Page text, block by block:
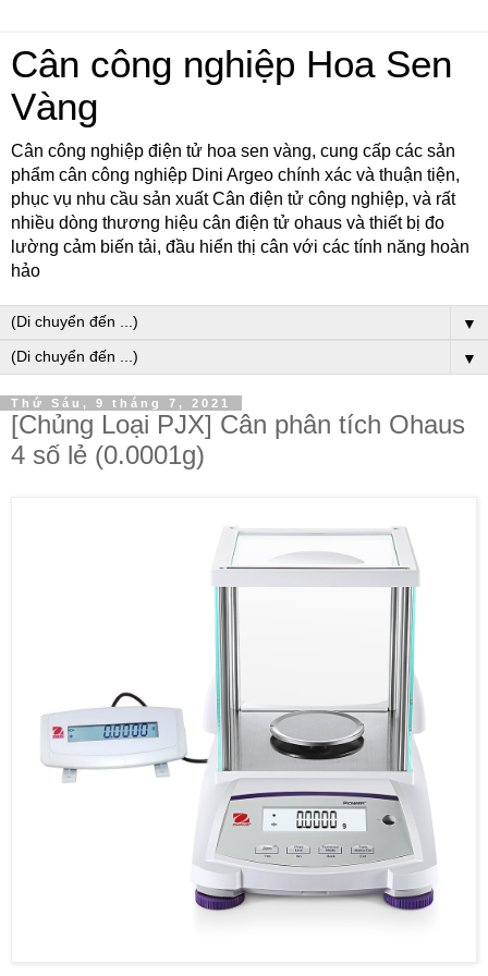
Cân công nghiệp Hoa Sen
Vàng
Cân công nghiệp điện tử hoa sen vàng, cung cấp các sản
phẩm cân công nghiệp Dini Argeo chính xác và thuận tiện,
phục vụ nhu cầu sản xuất Cân điện tử công nghiệp, và rất
nhiều dòng thương hiệu cân điện tử ohaus và thiết bị đo
lường cảm biến tải, đầu hiển thị cân với các tính năng hoàn
hảo
▼
▼
Thứ Sáu, 9 tháng 7, 2021
[Chủng Loại PJX] Cân phân tích Ohaus
4 số lẻ (0.0001g)